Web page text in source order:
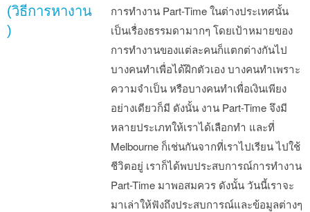
(วิธีการหางาน
)
การทำงาน Part-Time ในต่างประเทศนั้น
เป็นเรื่องธรรมดามากๆ โดยเป้าหมายของ
การทำงานของแต่ละคนก็แตกต่างกันไป
บางคนทำเพื่อได้ฝึกตัวเอง บางคนทำเพราะ
ความจำเป็น หรือบางคนทำเพื่อเงินเพียง
อย่างเดียวก็มี ดังนั้น งาน Part-Time จึงมี
หลายประเภทให้เราได้เลือกทำ และที่
Melbourne ก็เช่นกันจากที่เราไปเรียน ไปใช้
ชีวิตอยู่ เราก็ได้พบประสบการณ์การทำงาน
Part-Time มาพอสมควร ดังนั้น วันนี้เราจะ
มาเล่าให้ฟังถึงประสบการณ์และข้อมูลต่างๆ